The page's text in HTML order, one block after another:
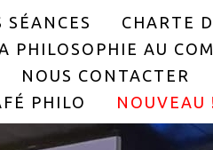
SÉANCES
CHARTE
PHILOSOPHIE AU
NOUS CONTACTER
PHILO
NOUVEAU